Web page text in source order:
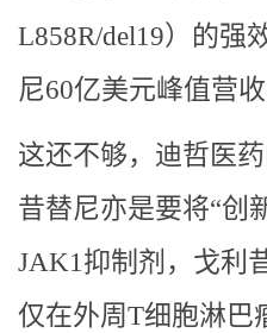
L858R/del19）的强
尼60亿美元峰值营
这还不够，迪哲医
昔替尼亦是要将“创
JAK1抑制剂，戈利
仅在外周T细胞淋巴